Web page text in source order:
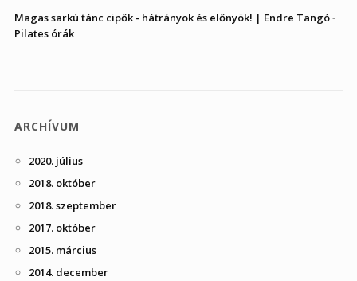
Magas sarkú tánc cipők - hátrányok és előnyök! | Endre Tangó-
Pilates órák
ARCHÍVUM
2020. július
2018. október
2018. szeptember
2017. október
2015. március
2014. december